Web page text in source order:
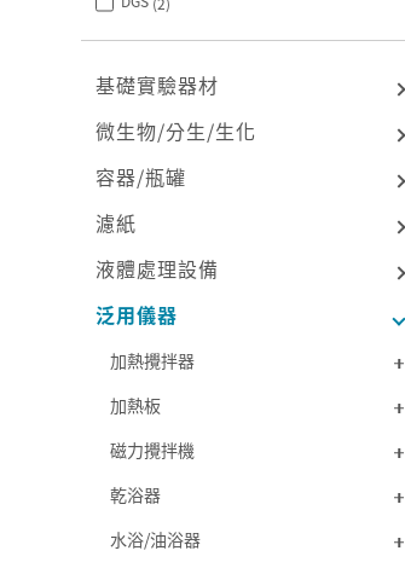
基礎實驗器材
微生物/分生/生化
容器/瓶罐
濾紙
液體處理設備
泛用儀器
加熱攪拌器
加熱板
磁力攪拌機
乾浴器
水浴/油浴器